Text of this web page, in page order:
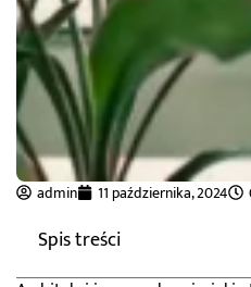
admin 11 października, 2024
Spis treści